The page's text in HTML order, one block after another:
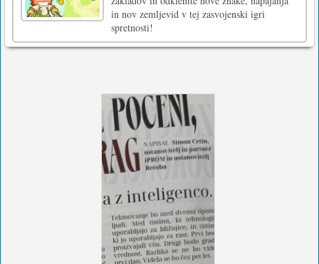
in nov zemljevid v tej zasvojenski igri
spretnosti!